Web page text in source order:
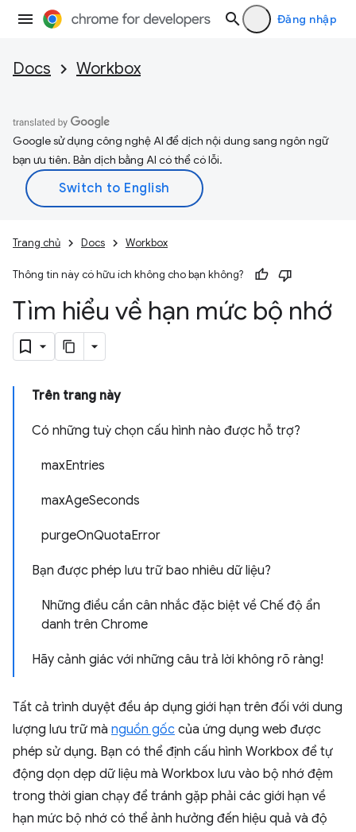
Đăng nhập
Docs Workbox
Google sử dụng công nghệ AI để dịch nội dung sang ngôn ngữ
bạn ưu tiên. Bản dịch bằng AI có thể có lỗi.
Trang chủ Docs Workbox
Thông tin này có hữu ích không cho bạn không?
Tìm hiểu về hạn mức bộ nhớ
Trên trang này
Có những tuỳ chọn cấu hình nào được hỗ trợ?
maxEntries
maxAgeSeconds
purgeOnQuotaError
Bạn được phép lưu trữ bao nhiêu dữ liệu?
Những điều cần cân nhắc đặc biệt về Chế độ ẩn
danh trên Chrome
Hãy cảnh giác với những câu trả lời không rõ ràng!
Tất cả trình duyệt đều áp dụng giới hạn trên đối với dung
lượng lưu trữ mà nguồn gốc của ứng dụng web được
phép sử dụng. Bạn có thể định cấu hình Workbox để tự
động dọn dẹp dữ liệu mà Workbox lưu vào bộ nhớ đệm
trong thời gian chạy để tránh gặp phải các giới hạn về
hạn mức bộ nhớ có thể ảnh hưởng đến hiệu quả và độ